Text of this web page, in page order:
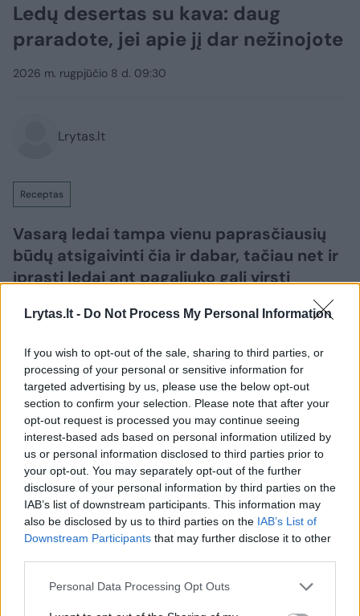
Lrytas.lt - Do Not Process My Personal Information
If you wish to opt-out of the sale, sharing to third parties, or
processing of your personal or sensitive information for
targeted advertising by us, please use the below opt-out
section to confirm your selection. Please note that after your
opt-out request is processed you may continue seeing
interest-based ads based on personal information utilized by
us or personal information disclosed to third parties prior to
your opt-out. You may separately opt-out of the further
disclosure of your personal information by third parties on the
IAB’s list of downstream participants. This information may
also be disclosed by us to third parties on the IAB’s List of
Downstream Participants that may further disclose it to other
Personal Data Processing Opt Outs
Ledų desertas su kava: daug
praradote, jei apie jį dar nežinojote
2026 m. rugpjūčio 8 d. 09:30
Lrytas.lt
Receptas
Vasarą ledai tampa vienu paprasčiausių
būdų atsigaivinti čia ir dabar, tačiau net ir
įprasti ledai ant pagaliuko gali virsti
desertu, kurį norėtųsi užsisakyti kavinėje.
Tinklaraščio autorė Brigita Uyar sako, kad
pasiruošimo – pakanka gražesnio
patiekimo, puodelio kavos, šviežių uogų ar
saujos riešutų, rašoma pranešime
žiniasklaidai.